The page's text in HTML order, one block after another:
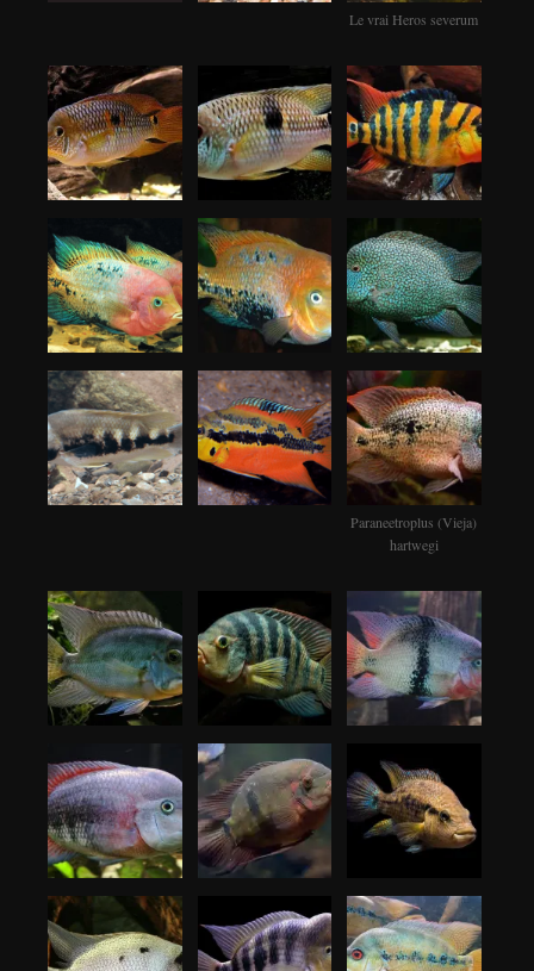
Le vrai Heros severum
Paraneetroplus (Vieja)
hartwegi